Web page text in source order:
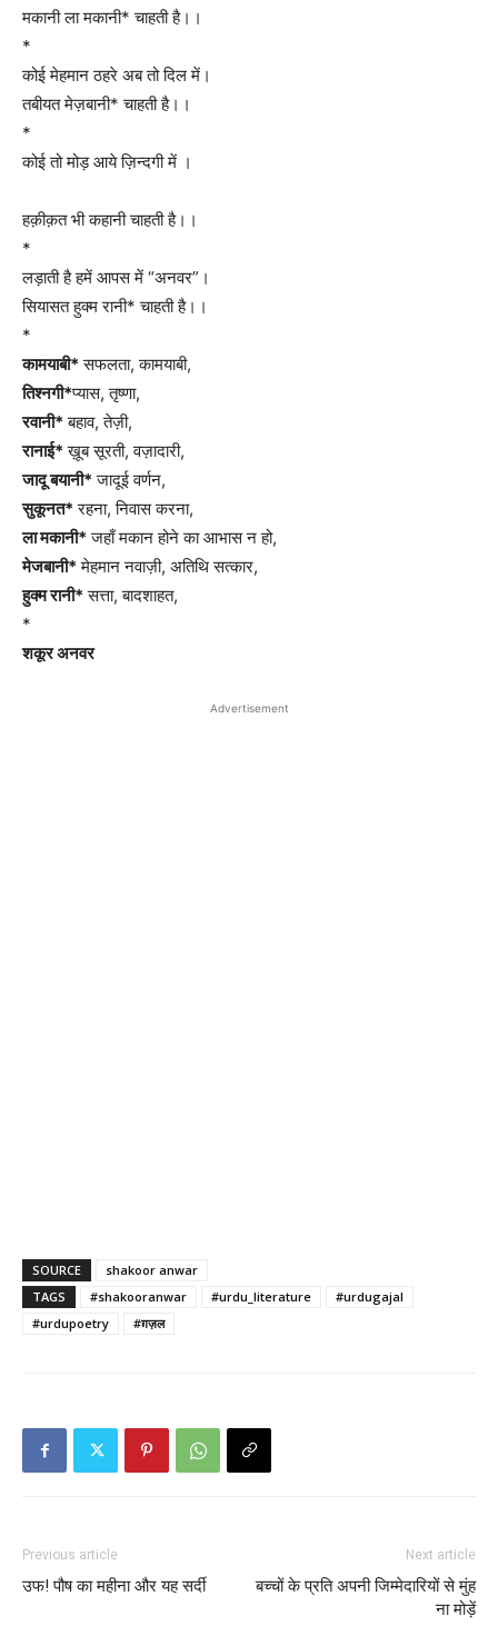
मकानी ला मकानी* चाहती है।।
*
कोई मेहमान ठहरे अब तो दिल में।
तबीयत मेज़बानी* चाहती है।।
*
कोई तो मोड़ आये ज़िन्दगी में ।
हक़ीक़त भी कहानी चाहती है।।
*
लड़ाती है हमें आपस में “अनवर”।
सियासत हुक्म रानी* चाहती है।।
*
कामयाबी* सफलता, कामयाबी,
तिश्नगी*प्यास, तृष्णा,
रवानी* बहाव, तेज़ी,
रानाई* ख़ूब सूरती, वज़ादारी,
जादू बयानी* जादूई वर्णन,
सुकूनत* रहना, निवास करना,
ला मकानी* जहाँ मकान होने का आभास न हो,
मेजबानी* मेहमान नवाज़ी, अतिथि सत्कार,
हुक्म रानी* सत्ता, बादशाहत,
*
शकूर अनवर
Advertisement
SOURCE
shakoor anwar
TAGS
#shakooranwar #urdu_literature
#urdugajal
#urdupoetry
#ग़ज़ल
Previous article
उफ! पौष का महीना और यह सर्दी
Next article
बच्चों के प्रति अपनी जिम्मेदारियों से मुंह
ना मोड़ें